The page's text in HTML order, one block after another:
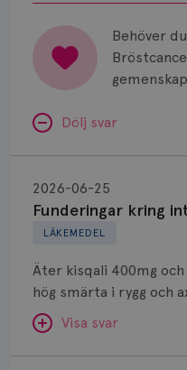
Malmö/
Behöver
Dölj svar
LÄKEMEDEL
Funderingar kring
2026-06-25
Äter kisqali 400mg
hög smärta i rygg och
naproxen 500mg som
Kan jag kombinera
Visa svar
kring
interaktion